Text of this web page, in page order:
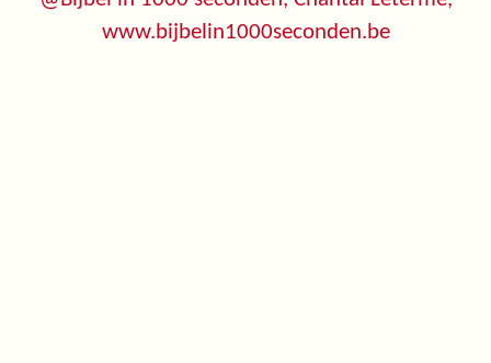
www.bijbelin1000seconden.be